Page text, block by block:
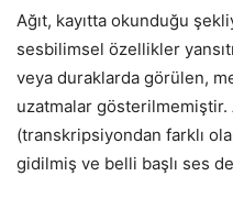
Ağıt, kayıtta okunduğu
sesbilimsel özellikler
veya duraklarda görülen,
uzatmalar gösterilmemiştir.
(transkripsiyondan farklı
gidilmiş ve belli başlı ses